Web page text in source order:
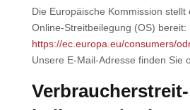
Die Euro­päi­sche Kom­mis­si­on stellt
Online-Streit­bei­le­gung (OS) bereit:
https://ec.europa.eu/consumers/
Unse­re E‑Mail-Adres­se fin­den Sie
Verbraucher­streit­